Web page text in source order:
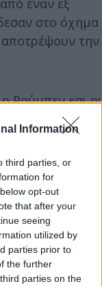
Information
third parties, or
for
opt-out
that after your
seeing
utilized by
parties prior to
the further
parties on the
στο όχημα
την
Ρούμπεν και οι
με
τον